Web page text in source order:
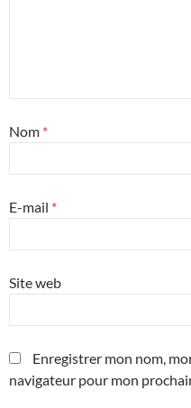
Nom *
E-mail *
Site web
Enregistrer mon nom,
navigateur pour mon